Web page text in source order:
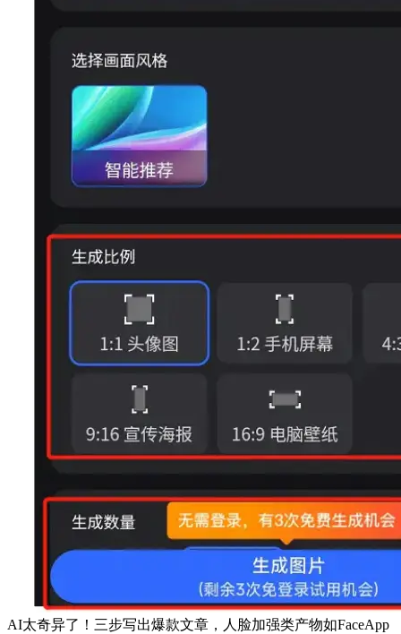
AI太奇异了！三步写出爆款文章，人脸加强类产物如FaceApp